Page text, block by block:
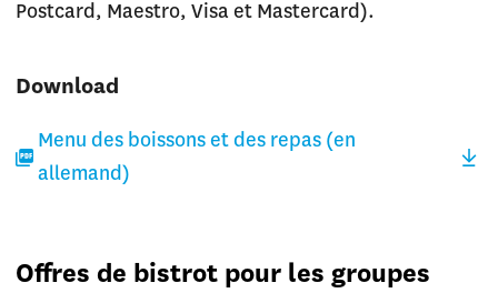
Postcard, Maestro, Visa et Mastercard).
Download
Menu des boissons et des repas (en
allemand)
Offres de bistrot pour les groupes